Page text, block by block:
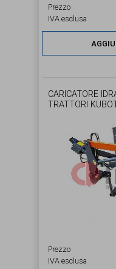
Prezzo
IVA esclusa
CARICATORE
TRATTORI
Prezzo
IVA esclusa